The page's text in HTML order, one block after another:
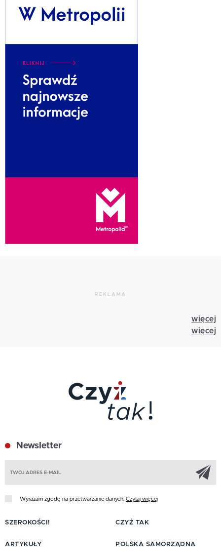
REKLAMA
więcej
więcej
Newsletter
Wyrażam zgodę na przetwarzanie danych. Czytaj więcej
SZEROKOŚCI!
ARTYKUŁY
CZYŻ TAK
POLSKA SAMORZĄDNA